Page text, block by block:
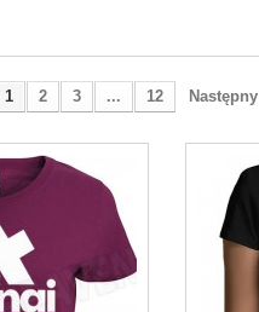
1 2 3 ... 12 Następny